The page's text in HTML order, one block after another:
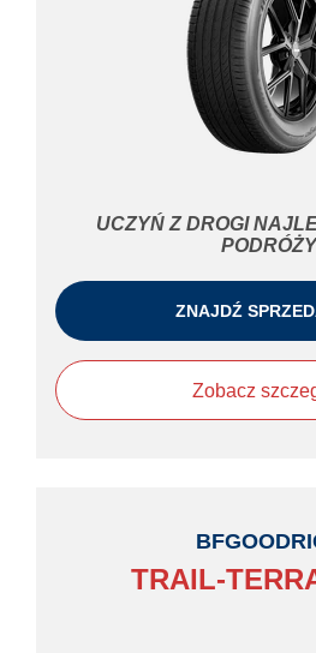
UCZYŃ Z DROGI
PODRÓŻY
ZNAJDŹ
Zobacz
TRAIL-